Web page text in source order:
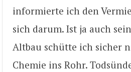
informierte ich den
sich darum. Ist ja auch
Altbau schütte ich sicher
Chemie ins Rohr.